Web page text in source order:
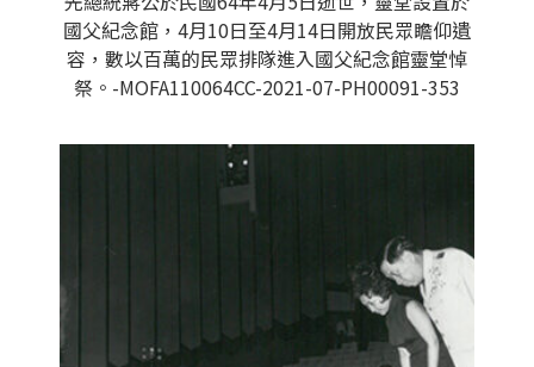
國父紀念館，4月10日至4月14日開放民眾瞻仰遺
容，數以百萬的民眾排隊進入國父紀念館靈堂悼
祭。-MOFA110064CC-2021-07-PH00091-353